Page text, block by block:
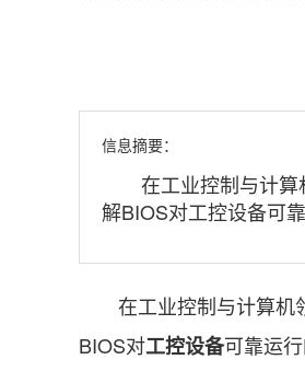
信息摘要：
在工业控制与计算
解BIOS对工控设备可
在工业控制与计算机领
BIOS对工控设备可靠运